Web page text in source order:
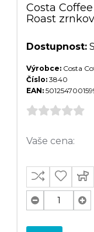
Costa
Roast
Dostupnost:
Výrobce: Costa
Číslo: 3840
EAN:
Vaše cena: